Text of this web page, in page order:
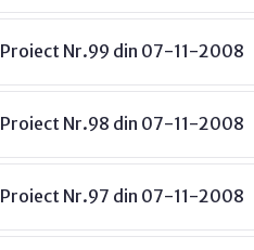
Proiect Nr.99 din 07-11-2008
Proiect Nr.98 din 07-11-2008
Proiect Nr.97 din 07-11-2008